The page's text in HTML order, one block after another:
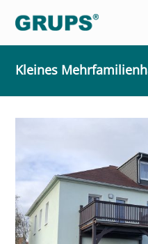
Kleines